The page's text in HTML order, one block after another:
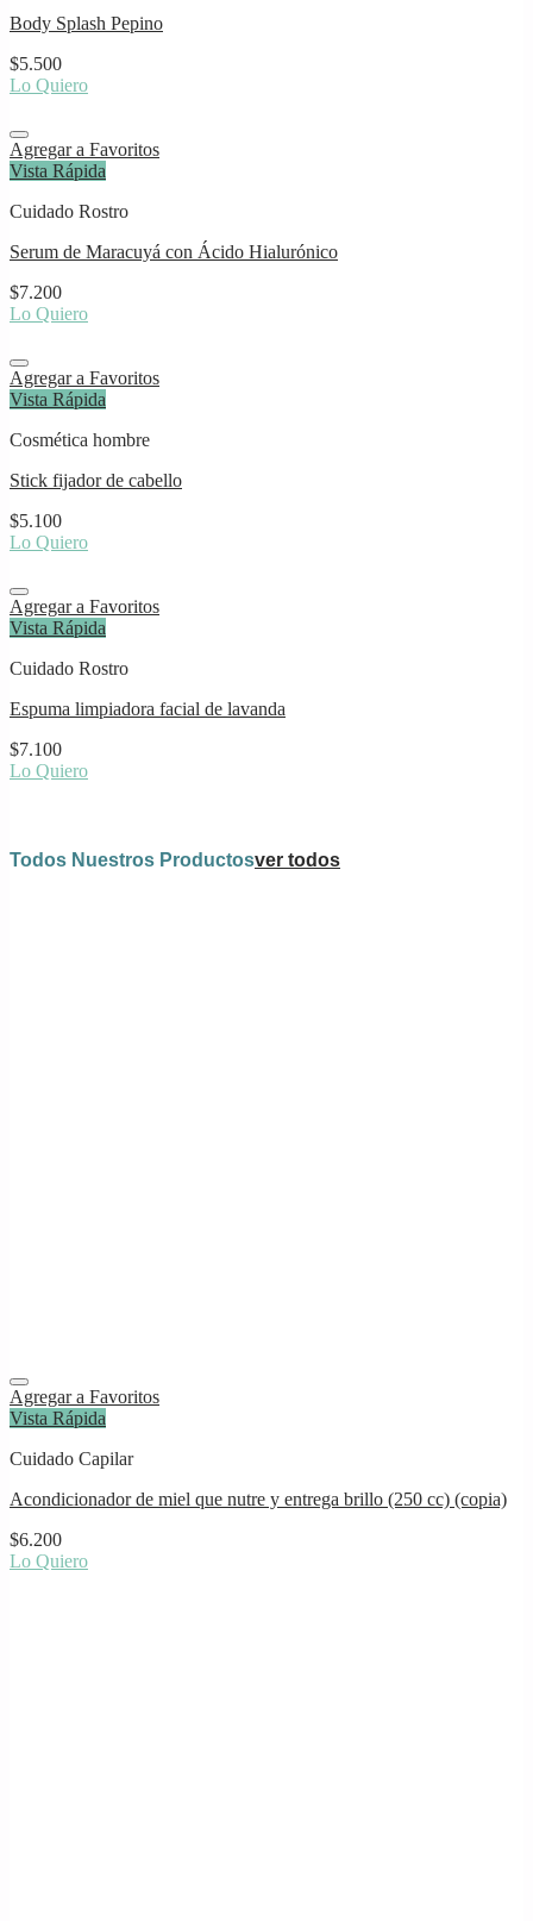
Body Splash Pepino
$5.500
Lo Quiero
Agregar a Favoritos
Vista Rápida
Cuidado Rostro
Serum de Maracuyá con Ácido Hialurónico
$7.200
Lo Quiero
Agregar a Favoritos
Vista Rápida
Cosmética hombre
Stick fijador de cabello
$5.100
Lo Quiero
Agregar a Favoritos
Vista Rápida
Cuidado Rostro
Espuma limpiadora facial de lavanda
$7.100
Lo Quiero
Todos Nuestros Productosver todos
Agregar a Favoritos
Vista Rápida
Cuidado Capilar
Acondicionador de miel que nutre y entrega brillo (250 cc) (copia)
$6.200
Lo Quiero